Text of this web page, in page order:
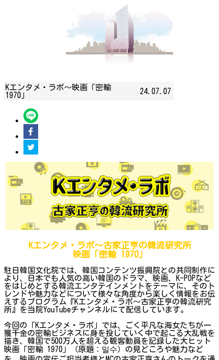
Kエンタメ・ラボ～映画「密輸
1970」
24.07.07
Kエンタメ・ラボ～古家正亨の韓流研究所
映画「密輸 1970」
駐日韓国文化院では、韓国コンテンツ振興院との共同制作に
より、日本でも人気の高い韓国のドラマ、映画、K-POPなど
をはじめとする韓流エンタテインメントをテーマに、そのト
レンドや魅力などについて様々な角度から楽しく情報をお伝
えするプログラム『Kエンタメ・ラボ～古家正亨の韓流研究
所』を当院YouTubeチャンネルにて配信しています。
今回の「Kエンタメ・ラボ」では、ごく平凡な海女たちが一
獲千金の密輸ビジネスに身を投じていく中で起こる大乱戦を
描き、韓国で500万人を超える観客動員を記録した大ヒット
映画「密輸 1970」（原題：밀수）の見どころや魅力など